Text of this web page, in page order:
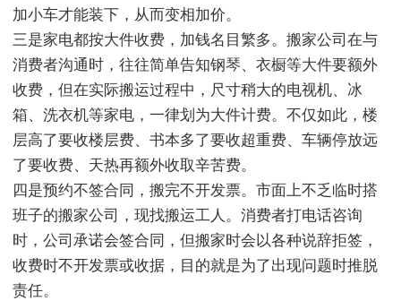
加小车才能装下，从而变相加价。
三是家电都按大件收费，加钱名目繁多。搬家公司在与
消费者沟通时，往往简单告知钢琴、衣橱等大件要额外
收费，但在实际搬运过程中，尺寸稍大的电视机、冰
箱、洗衣机等家电，一律划为大件计费。不仅如此，楼
层高了要收楼层费、书本多了要收超重费、车辆停放远
了要收费、天热再额外收取辛苦费。
四是预约不签合同，搬完不开发票。市面上不乏临时搭
班子的搬家公司，现找搬运工人。消费者打电话咨询
时，公司承诺会签合同，但搬家时会以各种说辞拒签，
收费时不开发票或收据，目的就是为了出现问题时推脱
责任。